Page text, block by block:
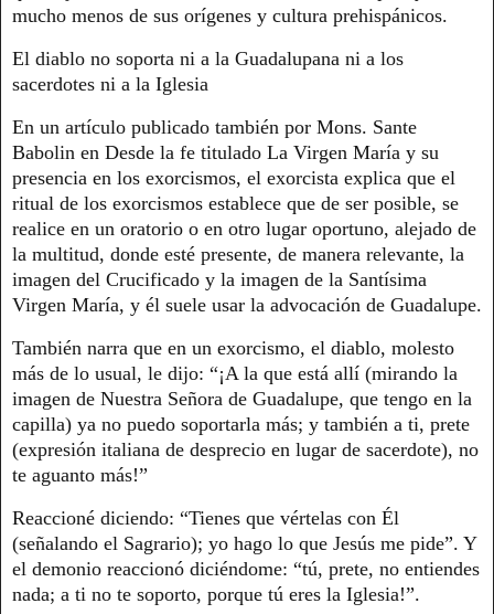
mucho menos de sus orígenes y cultura prehispánicos.
El diablo no soporta ni a la Guadalupana ni a los
sacerdotes ni a la Iglesia
En un artículo publicado también por Mons. Sante
Babolin en Desde la fe titulado La Virgen María y su
presencia en los exorcismos, el exorcista explica que el
ritual de los exorcismos establece que de ser posible, se
realice en un oratorio o en otro lugar oportuno, alejado de
la multitud, donde esté presente, de manera relevante, la
imagen del Crucificado y la imagen de la Santísima
Virgen María, y él suele usar la advocación de Guadalupe.
También narra que en un exorcismo, el diablo, molesto
más de lo usual, le dijo: “¡A la que está allí (mirando la
imagen de Nuestra Señora de Guadalupe, que tengo en la
capilla) ya no puedo soportarla más; y también a ti, prete
(expresión italiana de desprecio en lugar de sacerdote), no
te aguanto más!”
Reaccioné diciendo: “Tienes que vértelas con Él
(señalando el Sagrario); yo hago lo que Jesús me pide”. Y
el demonio reaccionó diciéndome: “tú, prete, no entiendes
nada; a ti no te soporto, porque tú eres la Iglesia!”.